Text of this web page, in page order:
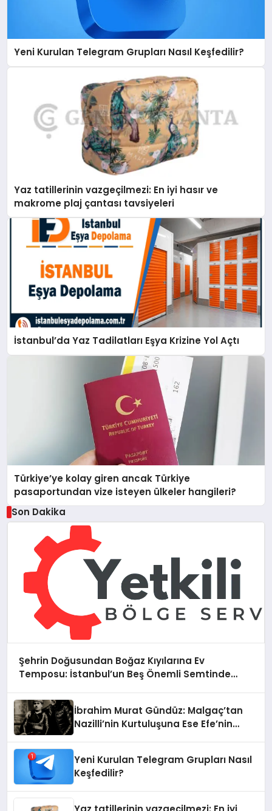
Yeni Kurulan Telegram Grupları Nasıl Keşfedilir?
Yaz tatillerinin vazgeçilmezi: En iyi hasır ve
makrome plaj çantası tavsiyeleri
İstanbul’da Yaz Tadilatları Eşya Krizine Yol Açtı
Türkiye’ye kolay giren ancak Türkiye
pasaportundan vize isteyen ülkeler hangileri?
Son Dakika
Şehrin Doğusundan Boğaz Kıyılarına Ev
Temposu: İstanbul’un Beş Önemli Semtinde
İbrahim Murat Gündüz: Malgaç’tan
Nazilli’nin Kurtuluşuna Ese Efe’nin
Yeni Kurulan Telegram Grupları Nasıl
Keşfedilir?